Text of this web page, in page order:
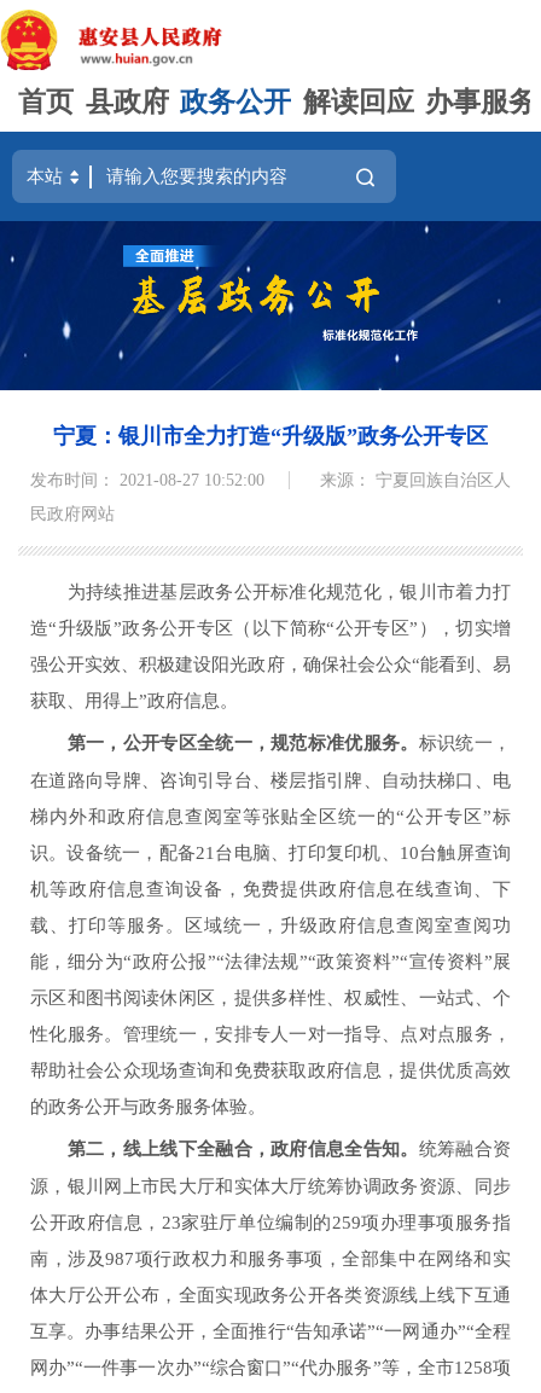
首页 县政府 政务公开 解读回应 办事服务
宁夏：银川市全力打造“升级版”政务公开专区
发布时间： 2021-08-27 10:52:00
来源： 宁夏回族自治区人
民政府网站
为持续推进基层政务公开标准化规范化，银川市着力打
造“升级版”政务公开专区（以下简称“公开专区”），切实增
强公开实效、积极建设阳光政府，确保社会公众“能看到、易
获取、用得上”政府信息。
第一，公开专区全统一，规范标准优服务。 标识统一，
在道路向导牌、咨询引导台、楼层指引牌、自动扶梯口、电
梯内外和政府信息查阅室等张贴全区统一的“公开专区”标
识。设备统一，配备21台电脑、打印复印机、10台触屏查询
机等政府信息查询设备，免费提供政府信息在线查询、下
载、打印等服务。区域统一，升级政府信息查阅室查阅功
能，细分为“政府公报”“法律法规”“政策资料”“宣传资料”展
示区和图书阅读休闲区，提供多样性、权威性、一站式、个
性化服务。管理统一，安排专人一对一指导、点对点服务，
帮助社会公众现场查询和免费获取政府信息，提供优质高效
的政务公开与政务服务体验。
第二，线上线下全融合，政府信息全告知。 统筹融合资
源，银川网上市民大厅和实体大厅统筹协调政务资源、同步
公开政府信息，23家驻厅单位编制的259项办理事项服务指
南，涉及987项行政权力和服务事项，全部集中在网络和实
体大厅公开公布，全面实现政务公开各类资源线上线下互通
互享。办事结果公开，全面推行“告知承诺”“一网通办”“全程
网办”“一件事一次办”“综合窗口”“代办服务”等，全市1258项